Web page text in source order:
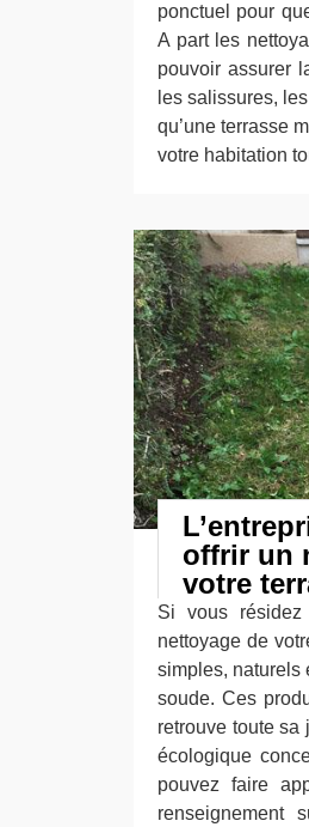
ponctuel pour
A part les
pouvoir assurer
les salissures,
qu’une terrasse
votre habitation
offrir un
votre
Si vous
nettoyage de
simples, naturels
soude. Ces
retrouve toute
écologique
pouvez faire
renseignement